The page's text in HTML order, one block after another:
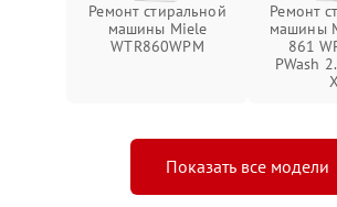
Ремонт стиральной
машины Miele
WTR860WPM
Ремонт
машины
861
PWash
Показать все модели